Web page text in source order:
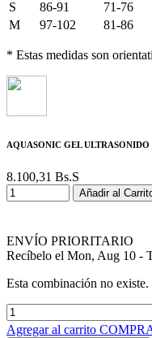
S 86-91
71-76
M
97-102 81-86
* Estas medidas son
AQUASONIC GEL ULTRASONIDO
8.100,31 Bs.S
Añadir al
ENVÍO PRIORITARIO
Recíbelo el Mon, Aug 10 -
Esta combinación no existe.
Agregar al carrito